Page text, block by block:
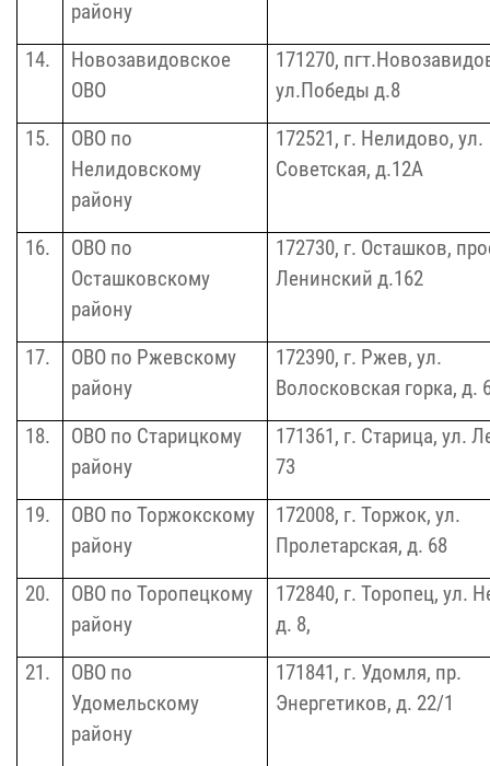
району
14.
Новозавидовское
ОВО
171270,
ул.Победы д.8
15.
ОВО по
Нелидовскому
району
172521, г. Нелидово, ул.
Советская, д.12А
16.
ОВО по
Осташковскому
району
172730, г. Осташков,
Ленинский д.162
17.
ОВО по Ржевскому
району
172390, г. Ржев, ул.
Волосковская горка, д.
18.
ОВО по Старицкому
району
171361, г. Старица, ул.
73
19.
ОВО по Торжокскому
району
172008, г. Торжок, ул.
Пролетарская, д. 68
20.
ОВО по Торопецкому
району
172840, г. Торопец, ул.
д. 8,
21.
ОВО по
Удомельскому
району
171841, г. Удомля, пр.
Энергетиков, д. 22/1